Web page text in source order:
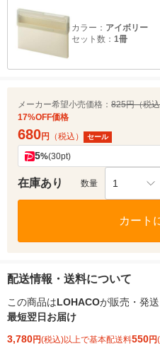
カラー： アイボリー
セット数： 1冊
メーカー希望小売価格： 825円（税
17%OFF価格
680円 （税込） セール
5%(30pt)
在庫あり 数量 1
カート
配送情報・送料について
この商品はLOHACOが販売・発送
最短翌日お届け
3,780円(税込)以上で基本配送料550円